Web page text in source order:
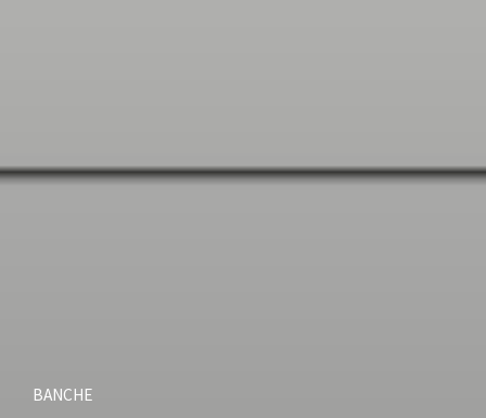
BANCHE